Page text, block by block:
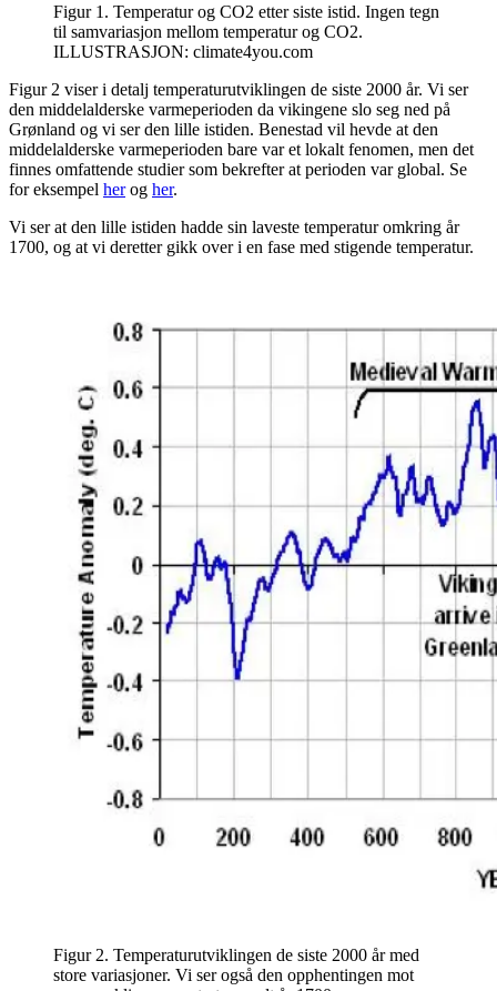
Figur 1. Temperatur og CO2 etter siste istid. Ingen tegn
til samvariasjon mellom temperatur og CO2.
ILLUSTRASJON: climate4you.com
Figur 2 viser i detalj temperaturutviklingen de siste 2000 år. Vi ser
den middelalderske varmeperioden da vikingene slo seg ned på
Grønland og vi ser den lille istiden. Benestad vil hevde at den
middelalderske varmeperioden bare var et lokalt fenomen, men det
finnes omfattende studier som bekrefter at perioden var global. Se
for eksempel herog her.
Vi ser at den lille istiden hadde sin laveste temperatur omkring år
1700, og at vi deretter gikk over i en fase med stigende temperatur.
Figur 2. Temperaturutviklingen de siste 2000 år med
store variasjoner. Vi ser også den opphentingen mot